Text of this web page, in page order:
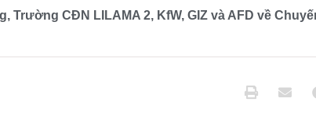
Trường CĐN LILAMA 2, KfW, GIZ và AFD về